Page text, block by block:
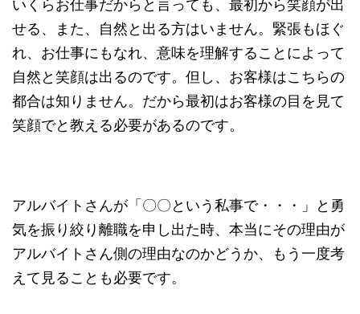
いくらお仕事だからと言っても、最初から笑顔が出
せる、また、自然と出る方はいません。緊張もほぐ
れ、お仕事にもなれ、意味を理解することによって
自然と笑顔は出るのです。但し、お客様はこちらの
都合は知りません。だから最初はお客様の目を見て
笑顔でと教える必要があるのです。
アルバイトさんが「〇〇という私事で・・・」と勇
気を振り絞り離職を申し出た時、本当にその理由が
アルバイトさん側の理由なのかどうか、もう一度考
えて見ることも必要です。